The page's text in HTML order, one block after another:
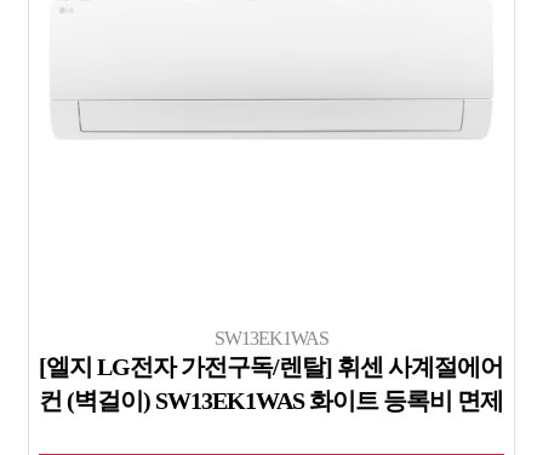
SW13EK1WAS
[엘지 LG전자 가전구독/렌탈] 휘센 사계절에어
컨 (벽걸이) SW13EK1WAS 화이트 등록비 면제